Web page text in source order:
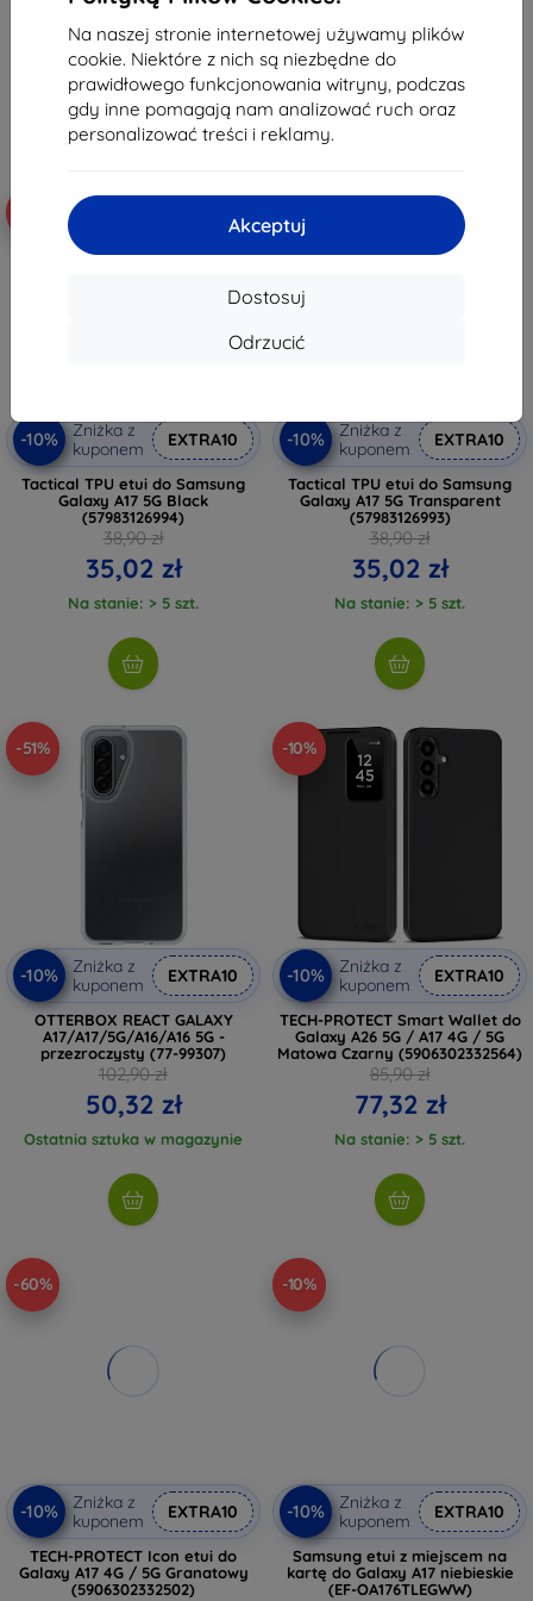
Na naszej stronie internetowej używamy plików
cookie. Niektóre z nich są niezbędne do
prawidłowego funkcjonowania witryny, podczas
gdy inne pomagają nam analizować ruch oraz
personalizować treści i reklamy.
Akceptuj
Dostosuj
Odrzucić
50,32 zł
Na stanie: > 5 szt. Na stanie: > 5 szt.
-10%
Zniżka z
kuponem
EXTRA10
Tactical TPU etui do Samsung
Galaxy A17 5G Black
(57983126994)
38,90 zł
35,02 zł
Na stanie: > 5 szt.
-10%
Zniżka z
kuponem
EXTRA10
Tactical TPU etui do Samsung
Galaxy A17 5G Transparent
(57983126993)
38,90 zł
35,02 zł
Na stanie: > 5 szt.
-51%
-10%
Zniżka z
kuponem
EXTRA10
OTTERBOX REACT GALAXY
A17/A17/5G/A16/A16 5G -
przezroczysty (77-99307)
102,90 zł
50,32 zł
Ostatnia sztuka w magazynie
-10%
-10%
Zniżka z
kuponem
EXTRA10
TECH-PROTECT Smart Wallet do
Galaxy A26 5G / A17 4G / 5G
Matowa Czarny (5906302332564)
85,90 zł
77,32 zł
Na stanie: > 5 szt.
-60%
-10%
Zniżka z
kuponem
EXTRA10
TECH-PROTECT Icon etui do
Galaxy A17 4G / 5G Granatowy
(5906302332502)
-10%
-10%
Zniżka z
kuponem
EXTRA10
Samsung etui z miejscem na
kartę do Galaxy A17 niebieskie
(EF-OA176TLEGWW)